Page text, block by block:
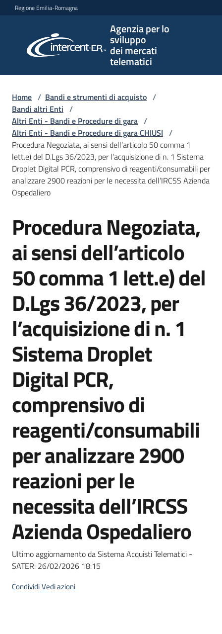
Vai al contenuto
Vai alla navigazione
Vai al footer
Regione Emilia-Romagna
Agenzia per lo
sviluppo
dei mercati
telematici
per lo
sviluppo
telematici
L'Agenzia
Bandi
e
di
acquisto
Supporto
Piattaforme
telematiche
site
Seguici
su
Home / Bandi e strumenti di acquisto /
Bandi altri Enti /
Altri Enti - Bandi e Procedure di gara /
Altri Enti - Bandi e Procedure di gara CHIUSI /
Procedura Negoziata, ai sensi dell’articolo 50 comma 1
lett.e) del D.Lgs 36/2023, per l’acquisizione di n. 1 Sistema
Droplet Digital PCR, comprensivo di reagenti/consumabili per
analizzare 2900 reazioni per le necessita dell’IRCSS Azienda
Ospedaliero
Salta al contenuto
Procedura Negoziata,
ai sensi dell’articolo
50 comma 1 lett.e) del
D.Lgs 36/2023, per
l’acquisizione di n. 1
Sistema Droplet
Digital PCR,
comprensivo di
reagenti/consumabili
per analizzare 2900
reazioni per le
necessita dell’IRCSS
Azienda Ospedaliero
Ultimo aggiornamento da Sistema Acquisti Telematici -
SATER: 26/02/2026 18:15
CondividiVedi azioni